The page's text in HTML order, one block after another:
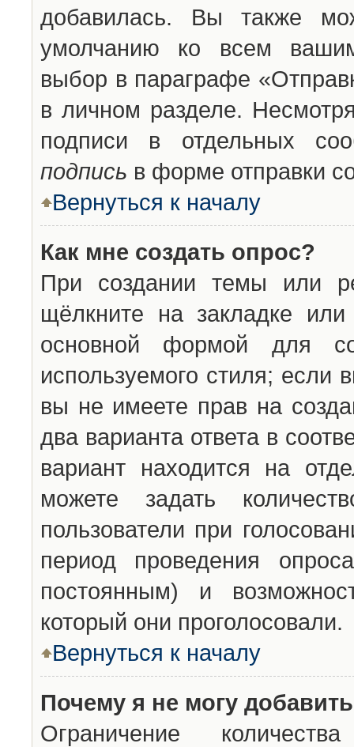
добавилась. Вы также
умолчанию ко всем
выбор в параграфе
в личном разделе.
подписи в отдельных
подпись в форме отправки
Вернуться к началу
Как мне создать опрос?
При создании темы или
щёлкните на закладке
основной формой для
используемого стиля; если
вы не имеете прав на
два варианта ответа в
вариант находится на
можете задать
пользователи при
период проведения
постоянным) и
который они проголосовали.
Вернуться к началу
Почему я не могу
Ограничение